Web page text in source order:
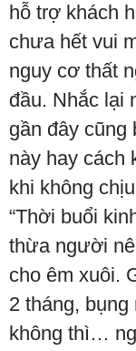
hỗ trợ khách
chưa hết vui
nguy cơ thất
đầu. Nhắc lại
gần đây cũng
này hay cách
khi không
“Thời buổi
thừa người
cho êm xuôi.
2 tháng,
không thì…